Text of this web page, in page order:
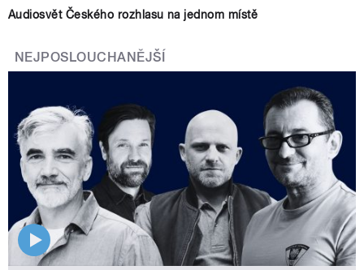
Audiosvět Českého rozhlasu na jednom místě
NEJPOSLOUCHANĚJŠÍ